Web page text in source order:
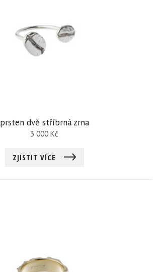
prsten dvě stříbrná zrna
3 000 Kč
ZJISTIT VÍCE